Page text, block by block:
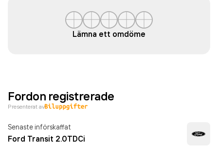
Lämna ett omdöme
Fordon registrerade
Presenterat av
Senaste införskaffat
Ford Transit 2.0TDCi